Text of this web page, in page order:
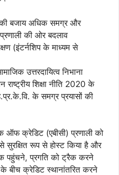
की बजाय अधिक समग्र और
की ओर बदलाव
(इंटर्नशिप के माध्यम से
उत्तरदायित्व निभाना
राष्ट्रीय शिक्षा नीति 2020 के
के समग्र प्रयासों की
ऑफ क्रेडिट (एबीसी) प्रणाली को
सुरक्षित रूप से होस्ट किया है और
पहुंचने, प्रगति को ट्रैक करने
बीच क्रेडिट स्थानांतरित करने